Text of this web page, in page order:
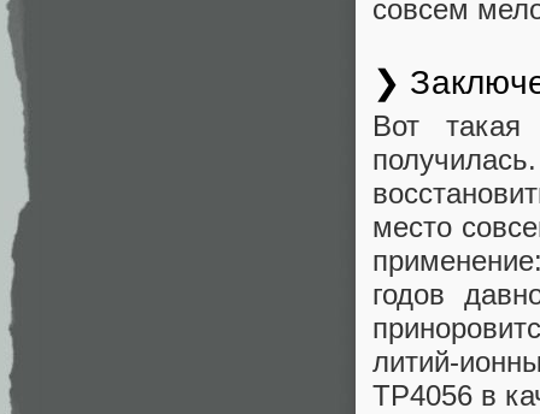
совсем
❯
Вот
место
годов
литий-
TP4056 в